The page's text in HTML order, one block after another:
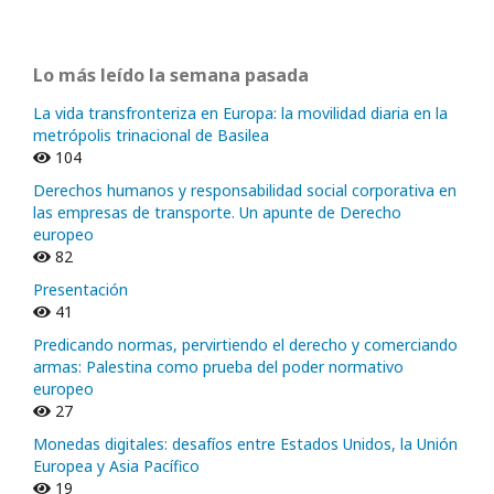
Lo más leído la semana pasada
La vida transfronteriza en Europa: la movilidad diaria en la
metrópolis trinacional de Basilea
104
Derechos humanos y responsabilidad social corporativa en
las empresas de transporte. Un apunte de Derecho
europeo
82
Presentación
41
Predicando normas, pervirtiendo el derecho y comerciando
armas: Palestina como prueba del poder normativo
europeo
27
Monedas digitales: desafíos entre Estados Unidos, la Unión
Europea y Asia Pacífico
19